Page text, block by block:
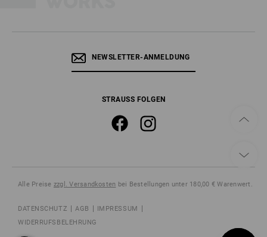
NEWSLETTER-ANMELDUNG
STRAUSS FOLGEN
Alle Preise zzgl. Versandkosten bei Bestellungen unter 180,00 € Warenwert.
DATENSCHUTZ AGB
IMPRESSUM
WIDERRUFSBELEHRUNG